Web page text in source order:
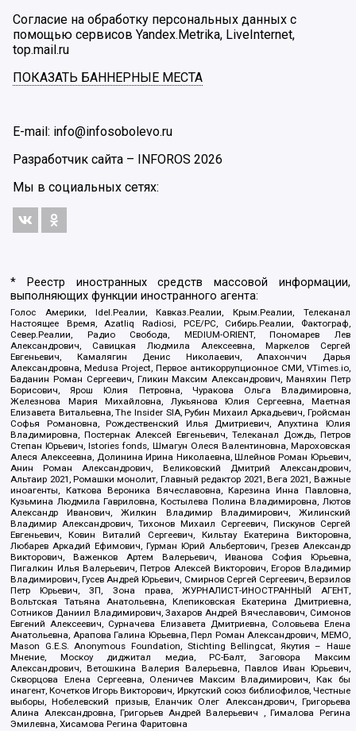
Согласие на обработку персональных данных с
помощью сервисов Yandex.Metrika, LiveInternet,
top.mail.ru
ПОКАЗАТЬ БАННЕРНЫЕ МЕСТА
E-mail: info@infosobolevo.ru
Разработчик сайта – INFOROS 2026
Мы в социальных сетях:
* Реестр иностранных средств массовой информации,
выполняющих функции иностранного агента:
Голос Америки, Idel.Реалии, Кавказ.Реалии, Крым.Реалии, Телеканал
Настоящее Время, Azatliq Radiosi, PCE/PC, Сибирь.Реалии, Фактограф,
Север.Реалии, Радио Свобода, MEDIUM-ORIENT, Пономарев Лев
Александрович, Савицкая Людмила Алексеевна, Маркелов Сергей
Евгеньевич, Камалягин Денис Николаевич, Апахончич Дарья
Александровна, Medusa Project, Первое антикоррупционное СМИ, VTimes.io,
Баданин Роман Сергеевич, Гликин Максим Александрович, Маняхин Петр
Борисович, Ярош Юлия Петровна, Чуракова Ольга Владимировна,
Железнова Мария Михайловна, Лукьянова Юлия Сергеевна, Маетная
Елизавета Витальевна, The Insider SIA, Рубин Михаил Аркадьевич, Гройсман
Софья Романовна, Рождественский Илья Дмитриевич, Апухтина Юлия
Владимировна, Постернак Алексей Евгеньевич, Телеканал Дождь, Петров
Степан Юрьевич, Istories fonds, Шмагун Олеся Валентиновна, Мароховская
Алеся Алексеевна, Долинина Ирина Николаевна, Шлейнов Роман Юрьевич,
Анин Роман Александрович, Великовский Дмитрий Александрович,
Альтаир 2021, Ромашки монолит, Главный редактор 2021, Вега 2021, Важные
иноагенты, Каткова Вероника Вячеславовна, Карезина Инна Павловна,
Кузьмина Людмила Гавриловна, Костылева Полина Владимировна, Лютов
Александр Иванович, Жилкин Владимир Владимирович, Жилинский
Владимир Александрович, Тихонов Михаил Сергеевич, Пискунов Сергей
Евгеньевич, Ковин Виталий Сергеевич, Кильтау Екатерина Викторовна,
Любарев Аркадий Ефимович, Гурман Юрий Альбертович, Грезев Александр
Викторович, Важенков Артем Валерьевич, Иванова София Юрьевна,
Пигалкин Илья Валерьевич, Петров Алексей Викторович, Егоров Владимир
Владимирович, Гусев Андрей Юрьевич, Смирнов Сергей Сергеевич, Верзилов
Петр Юрьевич, ЗП, Зона права, ЖУРНАЛИСТ-ИНОСТРАННЫЙ АГЕНТ,
Вольтская Татьяна Анатольевна, Клепиковская Екатерина Дмитриевна,
Сотников Даниил Владимирович, Захаров Андрей Вячеславович, Симонов
Евгений Алексеевич, Сурначева Елизавета Дмитриевна, Соловьева Елена
Анатольевна, Арапова Галина Юрьевна, Перл Роман Александрович, МЕМО,
Mason G.E.S. Anonymous Foundation, Stichting Bellingcat, Якутия – Наше
Мнение, Москоу диджитал медиа, РС-Балт, Заговора Максим
Александрович, Ветошкина Валерия Валерьевна, Павлов Иван Юрьевич,
Скворцова Елена Сергеевна, Оленичев Максим Владимирович, Как бы
инагент, Кочетков Игорь Викторович, Иркутский союз библиофилов, Честные
выборы, Нобелевский призыв, Еланчик Олег Александрович, Григорьева
Алина Александровна, Григорьев Андрей Валерьевич , Гималова Регина
Эмилевна, Хисамова Регина Фаритовна